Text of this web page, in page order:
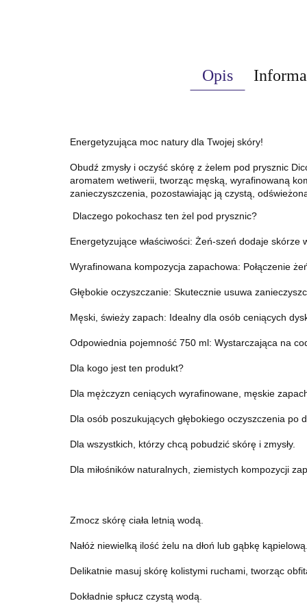
Opis
Energetyzująca moc natury dla Twojej skóry!
Obudź zmysły i oczyść skórę z żelem pod prysznic
aromatem wetiwerii, tworząc męską, wyrafinowaną
zanieczyszczenia, pozostawiając ją czystą,
Dlaczego pokochasz ten żel pod prysznic?
Energetyzujące właściwości: Żeń-szeń dodaje skórze
Wyrafinowana kompozycja zapachowa: Połączenie
Głębokie oczyszczanie: Skutecznie usuwa
Męski, świeży zapach: Idealny dla osób ceniących
Odpowiednia pojemność 750 ml: Wystarczająca na
Dla kogo jest ten produkt?
Dla mężczyzn ceniących wyrafinowane, męskie
Dla osób poszukujących głębokiego oczyszczenia po
Dla wszystkich, którzy chcą pobudzić skórę i zmysły.
Dla miłośników naturalnych, ziemistych kompozycji
Zmocz skórę ciała letnią wodą.
Nałóż niewielką ilość żelu na dłoń lub gąbkę
Delikatnie masuj skórę kolistymi ruchami, tworząc
Dokładnie spłucz czystą wodą.